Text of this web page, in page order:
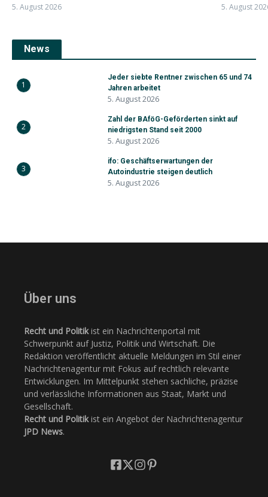
5. August 2026 5. August
News
1
Jeder siebte Rentner zwischen 65 und 74
Jahren arbeitet
5. August 2026
2
Zahl der BAföG-Geförderten sinkt auf
niedrigsten Stand seit 2000
5. August 2026
3
ifo: Geschäftserwartungen der
Autoindustrie steigen deutlich
5. August 2026
Über uns
Recht und Politikist ein Nachrichtenportal mit
Schwerpunkt auf Justiz, Politik und Wirtschaft. Die
Redaktion veröffentlicht aktuelle Meldungen im Stil einer
Nachrichtenagentur mit Fokus auf rechtlich relevante
Entwicklungen. Im Mittelpunkt stehen sachliche, präzise
und verlässliche Informationen aus Staat, Markt und
Gesellschaft.
Recht und Politikist ein Angebot der Nachrichtenagentur
JPD News.